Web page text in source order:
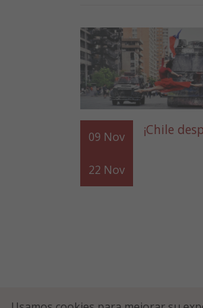
09 Nov
22 Nov
¡Chile